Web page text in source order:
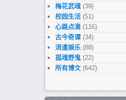
梅花武魂(39)
校园生活(51)
心路点滴(116)
古今奇谭(34)
消遣娱乐(88)
孤魂野鬼 (22)
所有博文(642)